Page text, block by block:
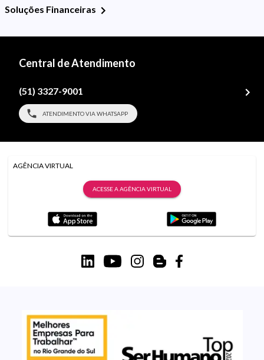
Soluções Financeiras
Central de Atendimento
(51) 3327-9001
ATENDIMENTO VIA WHATSAPP
AGÊNCIA VIRTUAL
ACESSE A AGÊNCIA VIRTUAL